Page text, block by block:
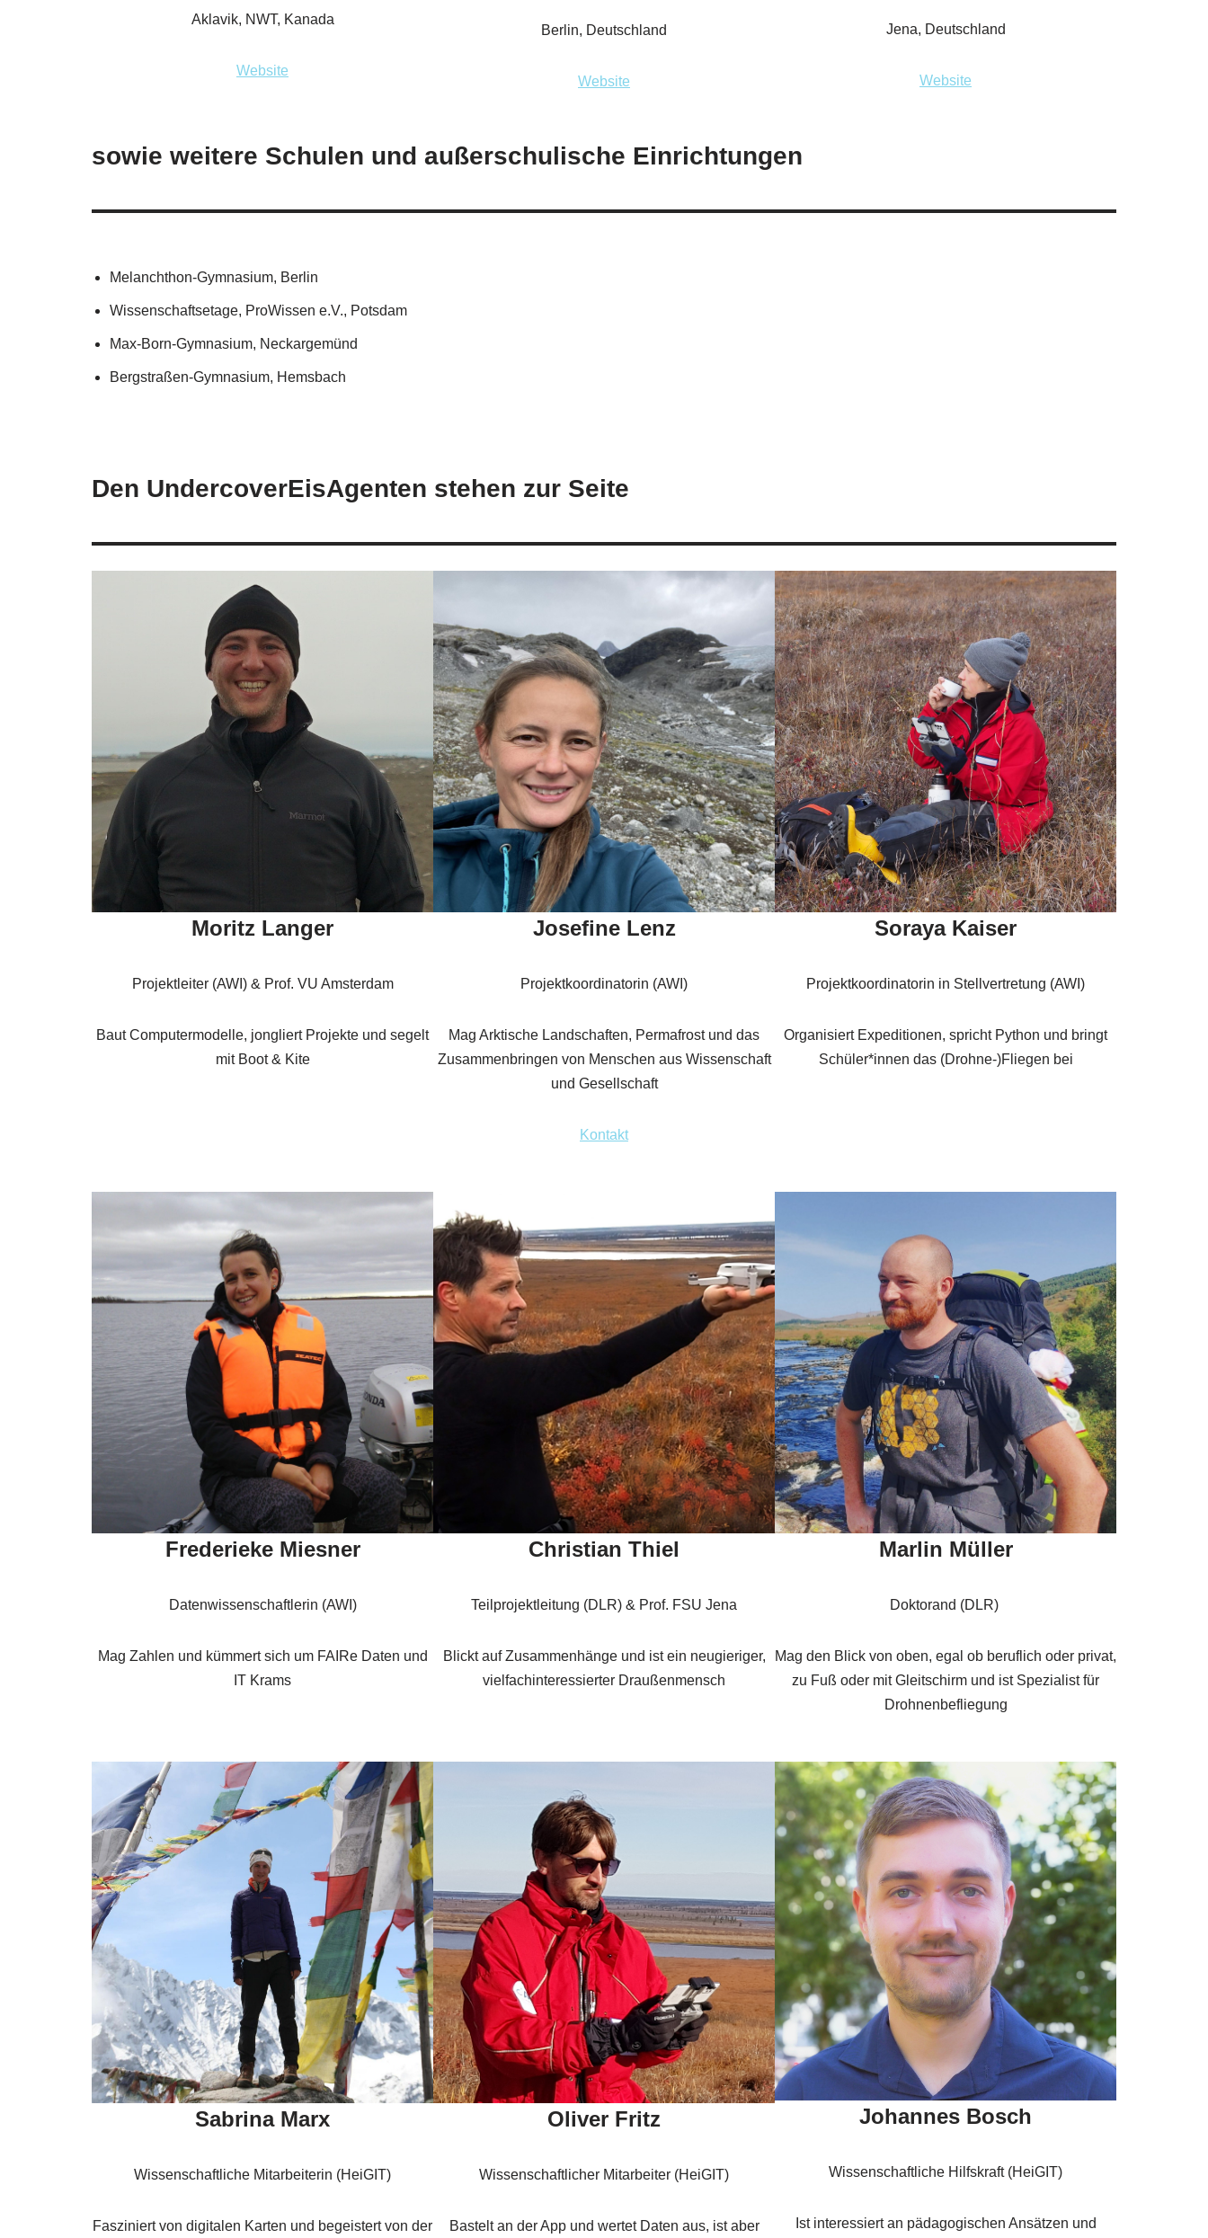
Aklavik, NWT, Kanada
Website
Berlin, Deutschland
Website
Jena, Deutschland
Website
sowie weitere Schulen und außerschulische Einrichtungen
Melanchthon-Gymnasium, Berlin
Wissenschaftsetage, ProWissen e.V., Potsdam
Max-Born-Gymnasium, Neckargemünd
Bergstraßen-Gymnasium, Hemsbach
Den UndercoverEisAgenten stehen zur Seite
Moritz Langer
Projektleiter (AWI) & Prof. VU Amsterdam
Baut Computermodelle, jongliert Projekte und segelt
mit Boot & Kite
Josefine Lenz
Projektkoordinatorin (AWI)
Mag Arktische Landschaften, Permafrost und das
Zusammenbringen von Menschen aus Wissenschaft
und Gesellschaft
Kontakt
Soraya Kaiser
Projektkoordinatorin in Stellvertretung (AWI)
Organisiert Expeditionen, spricht Python und bringt
Schüler*innen das (Drohne-)Fliegen bei
Frederieke Miesner
Datenwissenschaftlerin (AWI)
Mag Zahlen und kümmert sich um FAIRe Daten und
IT Krams
Christian Thiel
Teilprojektleitung (DLR) & Prof. FSU Jena
Blickt auf Zusammenhänge und ist ein neugieriger,
vielfachinteressierter Draußenmensch
Marlin Müller
Doktorand (DLR)
Mag den Blick von oben, egal ob beruflich oder privat,
zu Fuß oder mit Gleitschirm und ist Spezialist für
Drohnenbefliegung
Sabrina Marx
Wissenschaftliche Mitarbeiterin (HeiGIT)
Fasziniert von digitalen Karten und begeistert von der
Oliver Fritz
Wissenschaftlicher Mitarbeiter (HeiGIT)
Bastelt an der App und wertet Daten aus, ist aber
Johannes Bosch
Wissenschaftliche Hilfskraft (HeiGIT)
Ist interessiert an pädagogischen Ansätzen und